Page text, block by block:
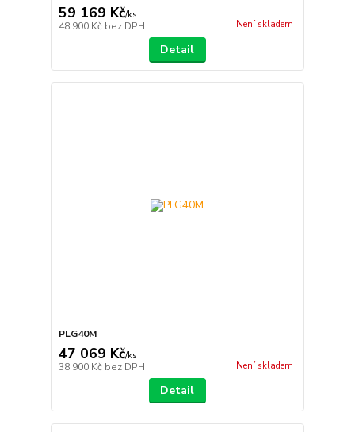
59 169 Kč/ks
48 900 Kč bez DPH Není skladem
Detail
PLG40M
47 069 Kč/ks
38 900 Kč bez DPH Není skladem
Detail